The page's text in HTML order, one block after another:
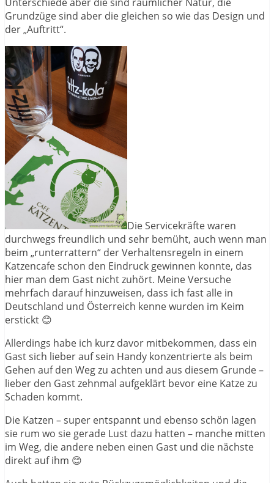
Grundzüge sind aber die gleichen so wie das Design und
der „Auftritt“.
Die Servicekräfte waren
durchwegs freundlich und sehr bemüht, auch wenn man
beim „runterrattern“ der Verhaltensregeln in einem
Katzencafe schon den Eindruck gewinnen konnte, das
hier man dem Gast nicht zuhört. Meine Versuche
mehrfach darauf hinzuweisen, dass ich fast alle in
Deutschland und Österreich kenne wurden im Keim
erstickt 😊
Allerdings habe ich kurz davor mitbekommen, dass ein
Gast sich lieber auf sein Handy konzentrierte als beim
Gehen auf den Weg zu achten und aus diesem Grunde –
lieber den Gast zehnmal aufgeklärt bevor eine Katze zu
Schaden kommt.
Die Katzen – super entspannt und ebenso schön lagen
sie rum wo sie gerade Lust dazu hatten – manche mitten
im Weg, die andere neben einen Gast und die nächste
direkt auf ihm 😊